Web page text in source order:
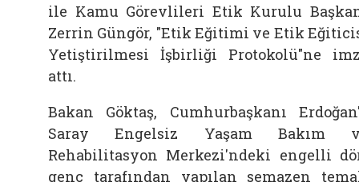
ile Kamu Görevlileri Etik Kurulu
Zerrin Güngör, "Etik Eğitimi ve Etik
Yetiştirilmesi İşbirliği Protokolü"ne
attı.
Bakan Göktaş, Cumhurbaşkanı
Saray Engelsiz Yaşam Bakım
Rehabilitasyon Merkezi'ndeki engelli
genç tarafından yapılan semazen